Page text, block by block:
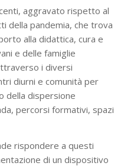
aggravato rispetto al
della pandemia, che trova
alla didattica, cura e
e delle famiglie
i diversi
diurni e comunità per
della dispersione
percorsi formativi, spazi
rispondere a questi
di un dispositivo